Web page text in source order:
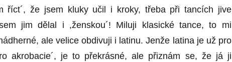
říct´, že jsem kluky učil i kroky, třeba při tancích jive
jim dělal i ,ženskou´! Miluji klasické tance, to mi
ale velice obdivuji i latinu. Jenže latina je už pro
akrobacie´, je to překrásné, ale přiznám se, že já ji